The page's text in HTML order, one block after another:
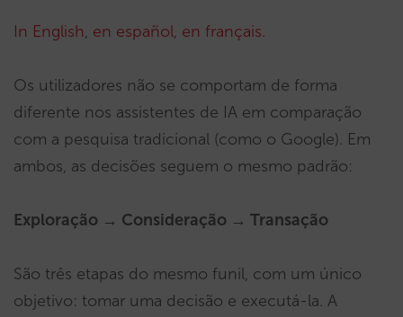
In English, en español, en français.
Os utilizadores não se comportam de forma
diferente nos assistentes de IA em comparação
com a pesquisa tradicional (como o Google). Em
ambos, as decisões seguem o mesmo padrão:
Exploração → Consideração → Transação
São três etapas do mesmo funil, com um único
objetivo: tomar uma decisão e executá-la. A